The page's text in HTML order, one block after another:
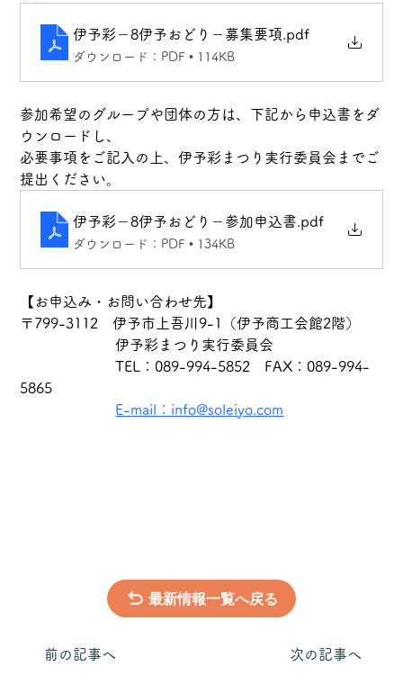
伊予彩－8伊予おどり－募集要項 .pdf
ダウンロード：PDF • 114KB
参加希望のグループや団体の方は、下記から申込書をダ
ウンロードし、
必要事項をご記入の上、伊予彩まつり実行委員会までご
提出ください。
伊予彩－8伊予おどり－参加申込書 .pdf
ダウンロード：PDF • 134KB
【お申込み・お問い合わせ先】
〒799-3112　伊予市上吾川9-1（伊予商工会館2階）
伊予彩まつり実行委員会
TEL：089-994-5852　FAX：089-994-
5865
E-mail：info@soleiyo.com
最新情報一覧へ戻る
​前の記事へ 次の記事へ